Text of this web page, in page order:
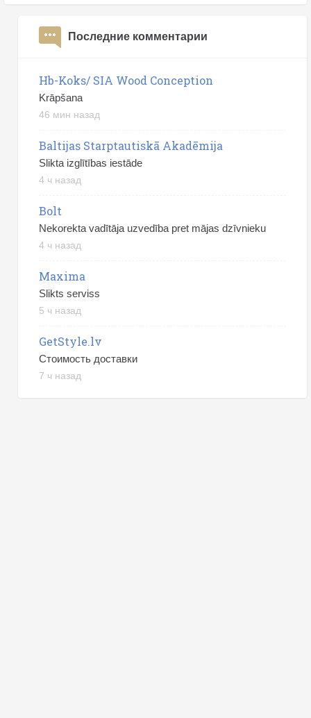
Последние комментарии
Hb-Koks/ SIA Wood Conception
Krāpšana
46 мин назад
Baltijas Starptautiskā Akadēmija
Slikta izglītības iestāde
4 ч назад
Bolt
Nekorekta vadītāja uzvedība pret mājas dzīvnieku
4 ч назад
Maxima
Slikts serviss
5 ч назад
GetStyle.lv
Стоимость доставки
7 ч назад